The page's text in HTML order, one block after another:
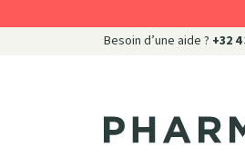
Besoin d’une aide ? +32 4
Pharmaone Votre